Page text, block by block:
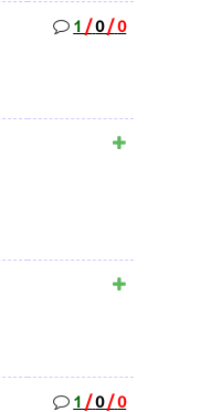
1 /0/0
1 /0/0